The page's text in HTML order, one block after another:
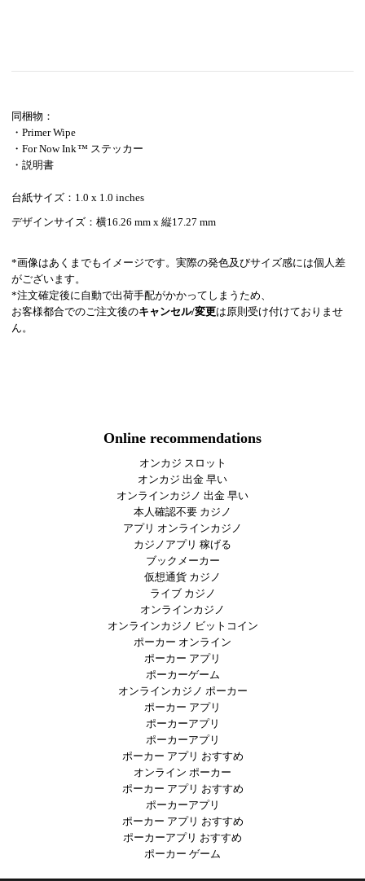
同梱物：
・Primer Wipe
・For Now Ink ™ ステッカー
・説明書
台紙サイズ：1.0 x 1.0 inches
デザインサイズ：横16.26 mm x 縦17.27 mm
*画像はあくまでもイメージです。実際の発色及びサイズ感には個人差
がございます。
*注文確定後に自動で出荷手配がかかってしまうため、
お客様都合でのご注文後のキャンセル/変更は原則受け付けておりませ
ん。
Online recommendations
オンカジ スロット
オンカジ 出金 早い
オンラインカジノ 出金 早い
本人確認不要 カジノ
アプリ オンラインカジノ
カジノアプリ 稼げる
ブックメーカー
仮想通貨 カジノ
ライブ カジノ
オンラインカジノ
オンラインカジノ ビットコイン
ポーカー オンライン
ポーカー アプリ
ポーカーゲーム
オンラインカジノ ポーカー
ポーカー アプリ
ポーカーアプリ
ポーカーアプリ
ポーカー アプリ おすすめ
オンライン ポーカー
ポーカー アプリ おすすめ
ポーカーアプリ
ポーカー アプリ おすすめ
ポーカーアプリ おすすめ
ポーカー ゲーム